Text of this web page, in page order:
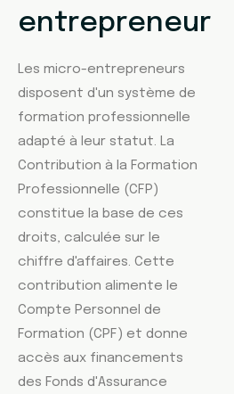
entrepreneur
Les micro-entrepreneurs
disposent d'un système de
formation professionnelle
adapté à leur statut. La
Contribution à la Formation
Professionnelle (CFP)
constitue la base de ces
droits, calculée sur le
chiffre d'affaires. Cette
contribution alimente le
Compte Personnel de
Formation (CPF) et donne
accès aux financements
des Fonds d'Assurance